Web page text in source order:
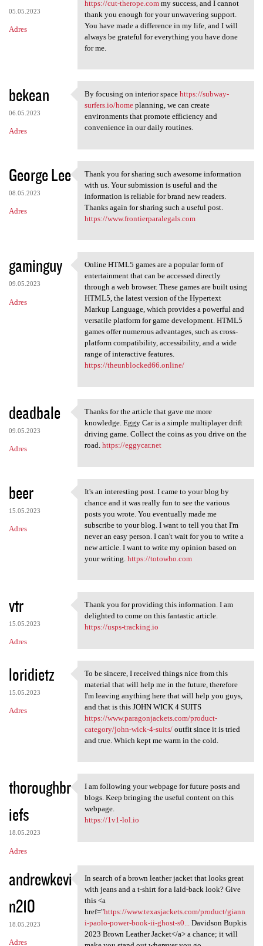
05.05.2023
Adres
https://cut-therope.commy success, and I cannot
thank you enough for your unwavering support.
You have made a difference in my life, and I will
always be grateful for everything you have done
for me.
bekean
06.05.2023
Adres
By focusing on interior space
By focusing on interior space https://subway-
surfers.io/homeplanning, we can create
environments that promote efficiency and
convenience in our daily routines.
George Lee
08.05.2023
Adres
Thank you for sharing such
Thank you for sharing such awesome information
with us. Your submission is useful and the
information is reliable for brand new readers.
Thanks again for sharing such a useful post.
https://www.frontierparalegals.com
gaminguy
09.05.2023
Adres
Online HTML5 games are a
Online HTML5 games are a popular form of
entertainment that can be accessed directly
through a web browser. These games are built using
HTML5, the latest version of the Hypertext
Markup Language, which provides a powerful and
versatile platform for game development. HTML5
games offer numerous advantages, such as cross-
platform compatibility, accessibility, and a wide
range of interactive features.
https://theunblocked66.online/
deadbale
09.05.2023
Adres
Thanks for the article that
Thanks for the article that gave me more
knowledge. Eggy Car is a simple multiplayer drift
driving game. Collect the coins as you drive on the
road. https://eggycar.net
beer
15.05.2023
Adres
It's an interesting post. I
It's an interesting post. I came to your blog by
chance and it was really fun to see the various
posts you wrote. You eventually made me
subscribe to your blog. I want to tell you that I'm
never an easy person. I can't wait for you to write a
new article. I want to write my opinion based on
your writing. https://totowho.com
vtr
15.05.2023
Adres
Thank you for providing this
Thank you for providing this information. I am
delighted to come on this fantastic article.
https://usps-tracking.io
loridietz
15.05.2023
Adres
To be sincere, I received
To be sincere, I received things nice from this
material that will help me in the future, therefore
I'm leaving anything here that will help you guys,
and that is this JOHN WICK 4 SUITS
https://www.paragonjackets.com/product-
category/john-wick-4-suits/outfit since it is tried
and true. Which kept me warm in the cold.
thoroughbr
iefs
18.05.2023
Adres
I am following your webpage
I am following your webpage for future posts and
blogs. Keep bringing the useful content on this
webpage.
https://1v1-lol.io
andrewkevi
n210
18.05.2023
Adres
In search of a brown leather
In search of a brown leather jacket that looks great
with jeans and a t-shirt for a laid-back look? Give
this <a
href="https://www.texasjackets.com/product/giann
i-paolo-power-book-ii-ghost-s0...Davidson Bupkis
2023 Brown Leather Jacket</a> a chance; it will